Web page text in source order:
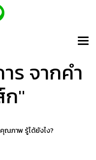
ร จากคำ
ก"
ณภาพ รู้ได้ยังไง?